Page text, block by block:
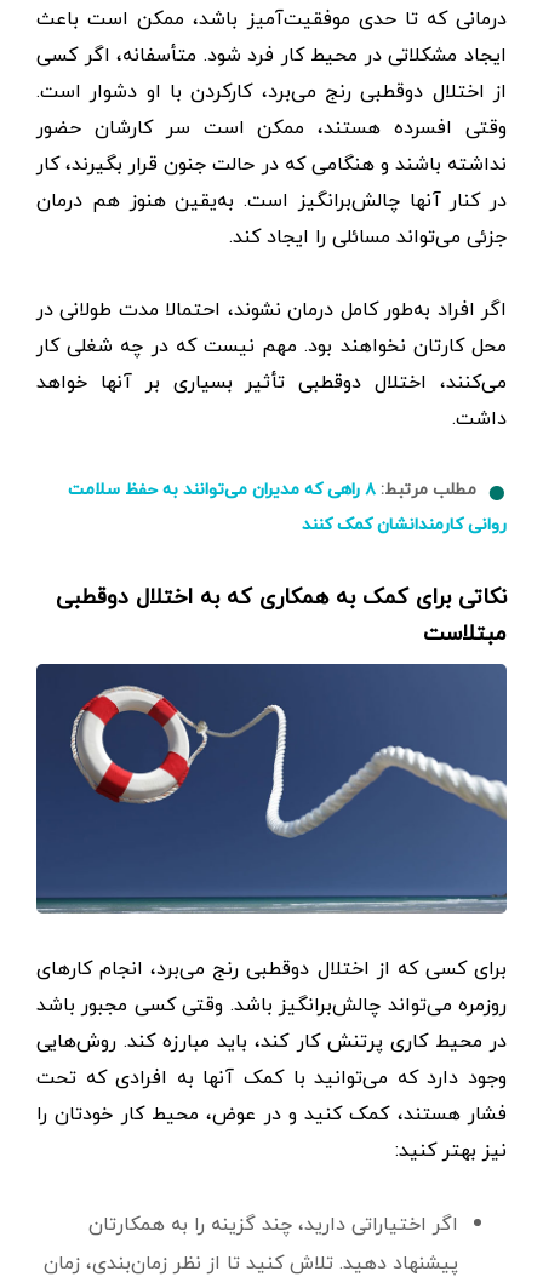
درمانی که تا حدی موفقیت‌آمیز باشد، ممکن است باعث
ایجاد مشکلاتی در محیط کار فرد شود. متأسفانه، اگر کسی
از اختلال دوقطبی رنج می‌برد، کارکردن با او دشوار است.
وقتی افسرده هستند، ممکن است سر کارشان حضور
نداشته باشند و هنگامی که در حالت جنون قرار بگیرند، کار
در کنار آنها چالش‌برانگیز است. به‌یقین هنوز هم درمان
جزئی می‌تواند مسائلی را ایجاد کند.
اگر افراد به‌طور کامل درمان نشوند، احتمالا مدت طولانی در
محل کارتان نخواهند بود. مهم نیست که در چه شغلی کار
می‌کنند، اختلال دوقطبی تأثیر بسیاری بر آنها خواهد
داشت.
مطلب مرتبط:
۸ راهی که مدیران می‌توانند به حفظ سلامت
روانی کارمندانشان کمک کنند
نکاتی برای کمک به همکاری که به اختلال دوقطبی
مبتلاست
برای کسی که از اختلال دوقطبی رنج می‌برد، انجام کارهای
روزمره می‌تواند چالش‌برانگیز باشد. وقتی کسی مجبور باشد
در محیط کاری پرتنش کار کند، باید مبارزه کند. روش‌هایی
وجود دارد که می‌توانید با کمک آنها به افرادی که تحت‌
فشار هستند، کمک کنید و در عوض، محیط کار خودتان را
نیز بهتر کنید:
اگر اختیاراتی دارید، چند گزینه را به همکارتان
پیشنهاد دهید. تلاش کنید تا از نظر زمان‌بندی، زمان